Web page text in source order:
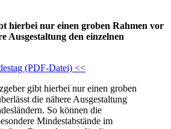
hierbei nur einen groben Rahmen vor
Ausgestaltung den einzelnen
(PDF-Datei) <<
gibt hierbei nur einen groben
die nähere Ausgestaltung
So können die
Mindestabstände im